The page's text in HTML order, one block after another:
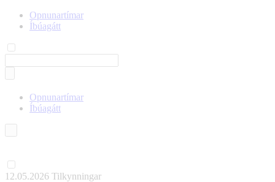
Opnunartímar
Íbúagátt
Opnunartímar
Íbúagátt
12.05.2026 Tilkynningar